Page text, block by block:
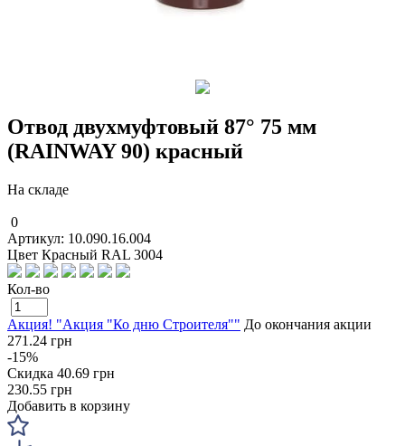
Отвод двухмуфтовый 87° 75 мм
(RAINWAY 90) красный
На складе
0
Артикул: 10.090.16.004
Цвет Красный RAL 3004
Кол-во
Акция! "Акция "Ко дню Строителя"" До окончания акции
271.24 грн
-15%
Скидка 40.69 грн
230.55 грн
Добавить в корзину